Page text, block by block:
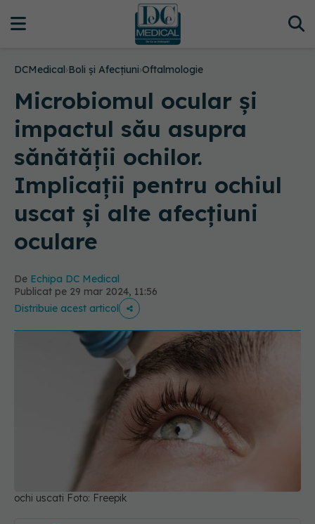
DCMedical›Boli și Afecțiuni›Oftalmologie
Microbiomul ocular și
impactul său asupra
sănătății ochilor.
Implicații pentru ochiul
uscat și alte afecțiuni
oculare
De Echipa DC Medical
Publicat pe 29 mar 2024, 11:56
Distribuie acest articol
ochi uscati Foto: Freepik